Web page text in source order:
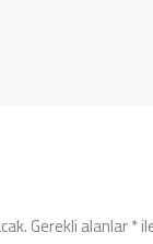
Gerekli alanlar*